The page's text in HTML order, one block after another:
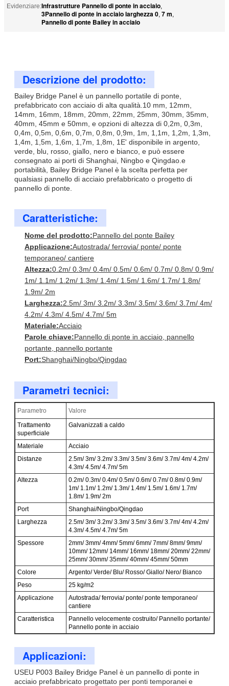
Evidenziare:Infrastrutture Pannello di ponte in acciaio,
3Pannello di ponte in acciaio larghezza 0, 7 m,
Pannello di ponte Bailey in acciaio
Descrizione del prodotto:
Bailey Bridge Panel è un pannello portatile di ponte,
prefabbricato con acciaio di alta qualità.10 mm, 12mm,
14mm, 16mm, 18mm, 20mm, 22mm, 25mm, 30mm, 35mm,
40mm, 45mm e 50mm, e opzioni di altezza di 0,2m, 0,3m,
0,4m, 0,5m, 0,6m, 0,7m, 0,8m, 0,9m, 1m, 1,1m, 1,2m, 1,3m,
1,4m, 1,5m, 1,6m, 1,7m, 1,8m, 1E' disponibile in argento,
verde, blu, rosso, giallo, nero e bianco, e può essere
consegnato ai porti di Shanghai, Ningbo e Qingdao.e
portabilità, Bailey Bridge Panel è la scelta perfetta per
qualsiasi pannello di acciaio prefabbricato o progetto di
pannello di ponte.
Caratteristiche:
Nome del prodotto:Pannello del ponte Bailey
Applicazione:Autostrada/ ferrovia/ ponte/ ponte
temporaneo/ cantiere
Altezza:0.2m/ 0.3m/ 0.4m/ 0.5m/ 0.6m/ 0.7m/ 0.8m/ 0.9m/
1m/ 1.1m/ 1.2m/ 1.3m/ 1.4m/ 1.5m/ 1.6m/ 1.7m/ 1.8m/
1.9m/ 2m
Larghezza:2.5m/ 3m/ 3.2m/ 3.3m/ 3.5m/ 3.6m/ 3.7m/ 4m/
4.2m/ 4.3m/ 4.5m/ 4.7m/ 5m
Materiale:Acciaio
Parole chiave:Pannello di ponte in acciaio, pannello
portante, pannello portante
Port:Shanghai/Ningbo/Qingdao
Parametri tecnici:
Parametro
Valore
Trattamento
superficiale
Galvanizzati a caldo
Materiale
Acciaio
Distanze
2.5m/ 3m/ 3.2m/ 3.3m/ 3.5m/ 3.6m/ 3.7m/ 4m/ 4.2m/
4.3m/ 4.5m/ 4.7m/ 5m
Altezza
0.2m/ 0.3m/ 0.4m/ 0.5m/ 0.6m/ 0.7m/ 0.8m/ 0.9m/
1m/ 1.1m/ 1.2m/ 1.3m/ 1.4m/ 1.5m/ 1.6m/ 1.7m/
1.8m/ 1.9m/ 2m
Port
Shanghai/Ningbo/Qingdao
Larghezza
2.5m/ 3m/ 3.2m/ 3.3m/ 3.5m/ 3.6m/ 3.7m/ 4m/ 4.2m/
4.3m/ 4.5m/ 4.7m/ 5m
Spessore
2mm/ 3mm/ 4mm/ 5mm/ 6mm/ 7mm/ 8mm/ 9mm/
10mm/ 12mm/ 14mm/ 16mm/ 18mm/ 20mm/ 22mm/
25mm/ 30mm/ 35mm/ 40mm/ 45mm/ 50mm
Colore
Argento/ Verde/ Blu/ Rosso/ Giallo/ Nero/ Bianco
Peso
25 kg/m2
Applicazione
Autostrada/ ferrovia/ ponte/ ponte temporaneo/
cantiere
Caratteristica
Pannello velocemente costruito/ Pannello portante/
Pannello ponte in acciaio
Applicazioni:
USEU P003 Bailey Bridge Panel è un pannello di ponte in
acciaio prefabbricato progettato per ponti temporanei e